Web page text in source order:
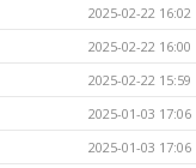
2025-02-22 16:02
2025-02-22 16:00
2025-02-22 15:59
2025-01-03 17:06
2025-01-03 17:06